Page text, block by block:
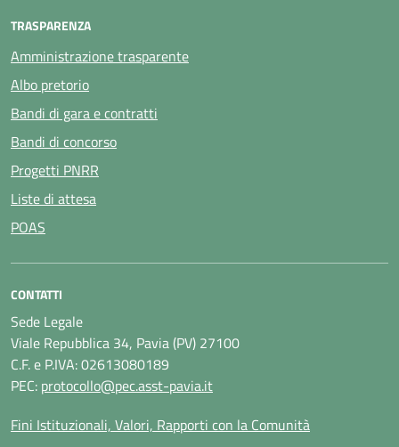
TRASPARENZA
Amministrazione trasparente
Albo pretorio
Bandi di gara e contratti
Bandi di concorso
Progetti PNRR
Liste di attesa
POAS
CONTATTI
Sede Legale
Viale Repubblica 34, Pavia (PV) 27100
C.F. e P.IVA: 02613080189
PEC: protocollo@pec.asst-pavia.it
Fini Istituzionali, Valori, Rapporti con la Comunità